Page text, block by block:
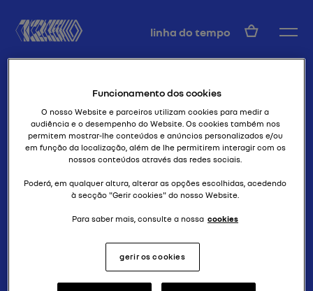
linha do tempo PT
F1 FW 15
Funcionamento dos cookies
O nosso Website e parceiros utilizam cookies para medir a
audiência e o desempenho do Website. Os cookies também nos
permitem mostrar-lhe conteúdos e anúncios personalizados e/ou
em função da localização, além de lhe permitirem interagir com os
nossos conteúdos através das redes sociais.
Poderá, em qualquer altura, alterar as opções escolhidas, acedendo
à secção "Gerir cookies" do nosso Website.
Para saber mais, consulte a nossa cookies
gerir os cookies